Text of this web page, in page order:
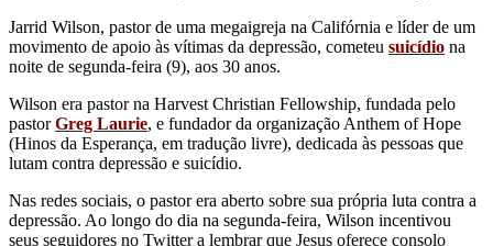
Jarrid Wilson, pastor de uma megaigreja na Califórnia e líder de um
movimento de apoio às vítimas da depressão, cometeu suicídio na
noite de segunda-feira (9), aos 30 anos.
Wilson era pastor na Harvest Christian Fellowship, fundada pelo
pastorGreg Laurie, e fundador da organização Anthem of Hope
(Hinos da Esperança, em tradução livre), dedicada às pessoas que
lutam contra depressão e suicídio.
Nas redes sociais, o pastor era aberto sobre sua própria luta contra a
depressão. Ao longo do dia na segunda-feira, Wilson incentivou
seus seguidores no Twitter a lembrar que Jesus oferece consolo